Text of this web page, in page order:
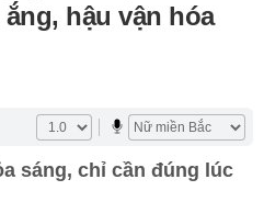
hậu vận hóa
sáng, chỉ cần đúng lúc